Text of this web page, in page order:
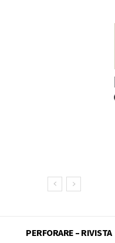
PERFORARE – RIVISTA